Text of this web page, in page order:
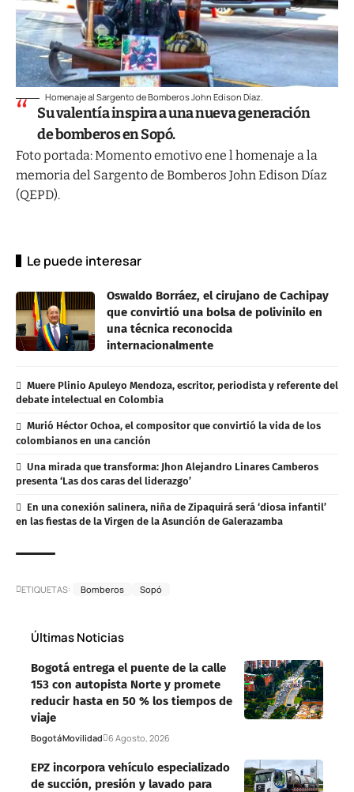
Homenaje al Sargento de Bomberos John Edison Díaz.
Su valentía inspira a una nueva generación
de bomberos en Sopó.
Foto portada: Momento emotivo ene l homenaje a la
memoria del Sargento de Bomberos John Edison Díaz
(QEPD).
Le puede interesar
Oswaldo Borráez, el cirujano de Cachipay
que convirtió una bolsa de polivinilo en
una técnica reconocida
internacionalmente
Muere Plinio Apuleyo Mendoza, escritor, periodista y referente del
debate intelectual en Colombia
Murió Héctor Ochoa, el compositor que convirtió la vida de los
colombianos en una canción
Una mirada que transforma: Jhon Alejandro Linares Camberos
presenta ‘Las dos caras del liderazgo’
En una conexión salinera, niña de Zipaquirá será ‘diosa infantil’
en las fiestas de la Virgen de la Asunción de Galerazamba
ETIQUETAS: Bomberos Sopó
Últimas Noticias
Bogotá entrega el puente de la calle
153 con autopista Norte y promete
reducir hasta en 50 % los tiempos de
viaje
BogotáMovilidad 6 Agosto, 2026
EPZ incorpora vehículo especializado
de succión, presión y lavado para